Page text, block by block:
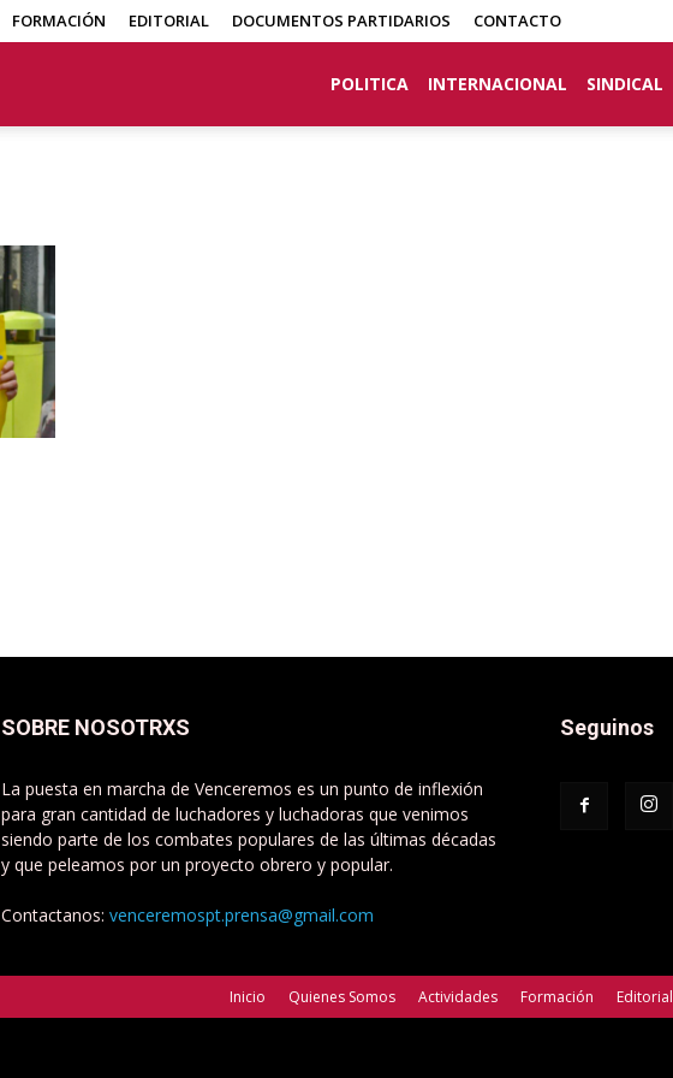
FORMACIÓN EDITORIAL DOCUMENTOS PARTIDARIOS CONTACTO
POLITICA INTERNACIONAL SINDICAL
SOBRE NOSOTRXS
La puesta en marcha de Venceremos es un punto de inflexión
para gran cantidad de luchadores y luchadoras que venimos
siendo parte de los combates populares de las últimas décadas
y que peleamos por un proyecto obrero y popular.
Contactanos: venceremospt.prensa@gmail.com
Seguinos
Inicio Quienes Somos Actividades Formación Editorial